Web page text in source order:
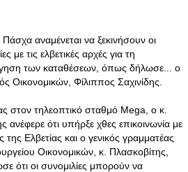
αναμένεται να ξεκινήσουν οι
με τις ελβετικές αρχές για τη
των καταθέσεων, όπως δήλωσε... ο
Οικονομικών, Φίλιππος Σαχινίδης.
στον τηλεοπτικό σταθμό Mega, ο κ.
ανέφερε ότι υπήρξε χθες επικοινωνία με
της Ελβετίας και ο γενικός γραμματέας
Οικονομικών, κ. Πλασκοβίτης,
ότι οι συνομιλίες μπορούν να